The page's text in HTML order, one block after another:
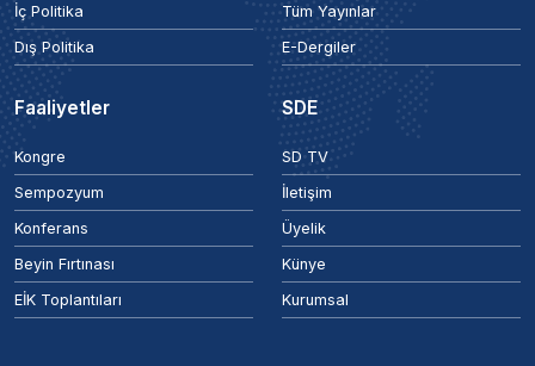
İç Politika
Dış Politika
Tüm Yayınlar
E-Dergiler
Faaliyetler
Kongre
Sempozyum
Konferans
Beyin Fırtınası
EİK Toplantıları
SDE
SD TV
İletişim
Üyelik
Künye
Kurumsal